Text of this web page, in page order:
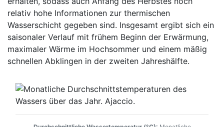
relativ hohe Informationen zur thermischen
Wasserschicht gegeben sind. Insgesamt ergibt sich ein
saisonaler Verlauf mit frühem Beginn der Erwärmung,
maximaler Wärme im Hochsommer und einem mäßig
schnellen Abklingen in der zweiten Jahreshälfte.